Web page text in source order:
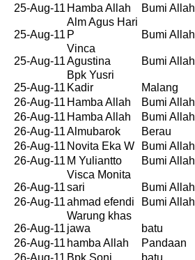
25-Aug-11 Hamba Allah Bumi Allah
25-Aug-11
Alm Agus Hari
P
Bumi Allah
25-Aug-11
Vinca
Agustina
Bumi Allah
25-Aug-11
Bpk Yusri
Kadir
Malang
26-Aug-11 Hamba Allah Bumi Allah
26-Aug-11 Hamba Allah Bumi Allah
26-Aug-11Almubarok Berau
26-Aug-11 Novita Eka W Bumi Allah
26-Aug-11 M Yuliantto Bumi Allah
26-Aug-11
Visca Monita
sari
Bumi Allah
26-Aug-11ahmad efendi Bumi Allah
26-Aug-11
Warung khas
jawa
batu
26-Aug-11 hamba Allah Pandaan
26-Aug-11 Bpk Soni batu